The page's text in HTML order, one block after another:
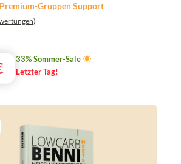
Gruppen Support
)
33% Sommer-Sale
Letzter Tag!